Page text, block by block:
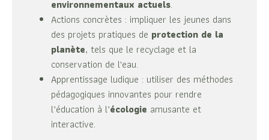
environnementaux actuels.
Actions concrètes : impliquer les jeunes dans
des projets pratiques de protection de la
planète, tels que le recyclage et la
conservation de l'eau.
Apprentissage ludique : utiliser des méthodes
pédagogiques innovantes pour rendre
l’éducation à l’écologie amusante et
interactive.